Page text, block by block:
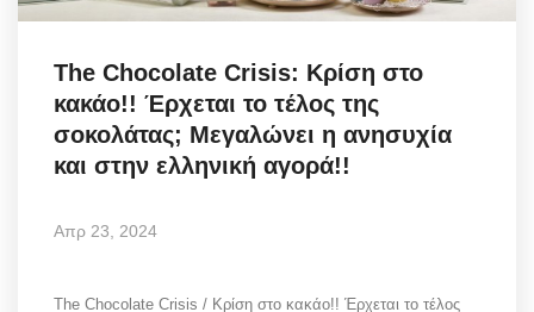
The Chocolate Crisis: Κρίση στο
κακάο!! Έρχεται το τέλος της
σοκολάτας; Μεγαλώνει η ανησυχία
και στην ελληνική αγορά!!
Απρ 23, 2024
The Chocolate Crisis / Κρίση στο κακάο!! Έρχεται το τέλος